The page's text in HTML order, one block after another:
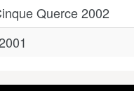
Querce 2002